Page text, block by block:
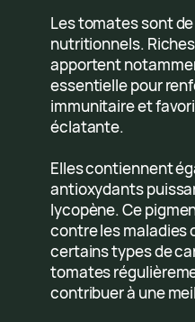
Les tomates sont
nutritionnels.
apportent
essentielle pour
immunitaire et
éclatante.
Elles contiennent
antioxydants
lycopène. Ce
contre les maladies
certains types de
tomates
contribuer à une